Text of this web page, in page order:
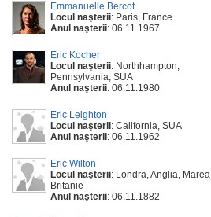
Emmanuelle Bercot
Locul naşterii: Paris, France
Anul naşterii: 06.11.1967
Eric Kocher
Locul naşterii: Northhampton,
Pennsylvania, SUA
Anul naşterii: 06.11.1980
Eric Leighton
Locul naşterii: California, SUA
Anul naşterii: 06.11.1962
Eric Wilton
Locul naşterii: Londra, Anglia, Marea
Britanie
Anul naşterii: 06.11.1882